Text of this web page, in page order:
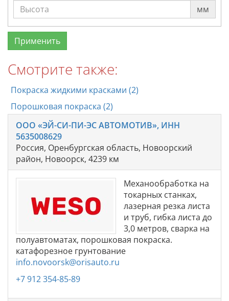
мм
Смотрите также:
Покраска жидкими красками (2)
Порошковая покраска (2)
ООО «ЭЙ-СИ-ПИ-ЭС АВТОМОТИВ», ИНН
5635008629
Россия, Оренбургская область, Новоорский
район, Новоорск, 4239 км
Механообработка на
токарных станках,
лазерная резка листа
и труб, гибка листа до
3,0 метров, сварка на
полуавтоматах, порошковая покраска.
катафорезное грунтование
info.novoorsk@orisauto.ru
+7 912 354-85-89